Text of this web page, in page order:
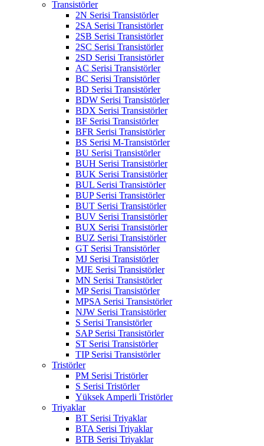
Transistörler
2N Serisi Transistörler
2SA Serisi Transistörler
2SB Serisi Transistörler
2SC Serisi Transistörler
2SD Serisi Transistörler
AC Serisi Transistörler
BC Serisi Transistörler
BD Serisi Transistörler
BDW Serisi Transistörler
BDX Serisi Transistörler
BF Serisi Transistörler
BFR Serisi Transistörler
BS Serisi M-Transistörler
BU Serisi Transistörler
BUH Serisi Transistörler
BUK Serisi Transistörler
BUL Serisi Transistörler
BUP Serisi Transistörler
BUT Serisi Transistörler
BUV Serisi Transistörler
BUX Serisi Transistörler
BUZ Serisi Transistörler
GT Serisi Transistörler
MJ Serisi Transistörler
MJE Serisi Transistörler
MN Serisi Transistörler
MP Serisi Transistörler
MPSA Serisi Transistörler
NJW Serisi Transistörler
S Serisi Transistörler
SAP Serisi Transistörler
ST Serisi Transistörler
TIP Serisi Transistörler
Tristörler
PM Serisi Tristörler
S Serisi Tristörler
Yüksek Amperli Tristörler
Triyaklar
BT Serisi Triyaklar
BTA Serisi Triyaklar
BTB Serisi Triyaklar